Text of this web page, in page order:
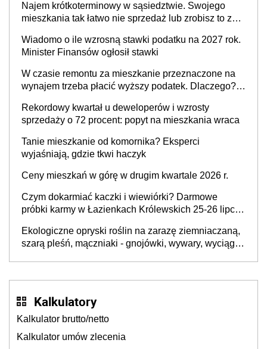
Najem krótkoterminowy w sąsiedztwie. Swojego
mieszkania tak łatwo nie sprzedaż lub zrobisz to ze
Wiadomo o ile wzrosną stawki podatku na 2027 rok.
Minister Finansów ogłosił stawki
W czasie remontu za mieszkanie przeznaczone na
wynajem trzeba płacić wyższy podatek. Dlaczego?
Rekordowy kwartał u deweloperów i wzrosty
sprzedaży o 72 procent: popyt na mieszkania wraca
Tanie mieszkanie od komornika? Eksperci
wyjaśniają, gdzie tkwi haczyk
Ceny mieszkań w górę w drugim kwartale 2026 r.
Czym dokarmiać kaczki i wiewiórki? Darmowe
próbki karmy w Łazienkach Królewskich 25-26 lipca
Ekologiczne opryski roślin na zarazę ziemniaczaną,
szarą pleśń, mączniaki - gnojówki, wywary, wyciągi.
Kalkulatory
Kalkulator brutto/netto
Kalkulator umów zlecenia